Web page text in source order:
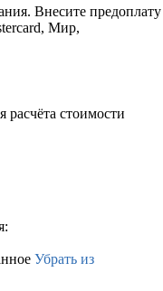
Внесите предоплату
Мир,
расчёта стоимости
Убрать из